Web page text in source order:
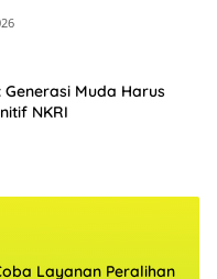
Muda Harus
NKRI
Layanan Peralihan